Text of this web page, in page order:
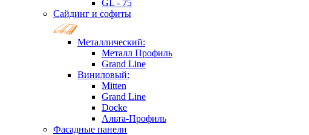
GL - 75
Сайдинг и софиты
Металлический:
Металл Профиль
Grand Line
Виниловый:
Mitten
Grand Line
Docke
Альта-Профиль
Фасадные панели